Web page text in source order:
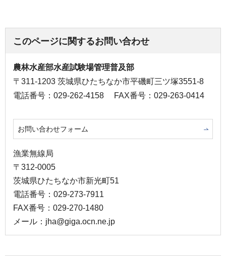
このページに関するお問い合わせ
農林水産部水産試験場管理普及部
〒311-1203 茨城県ひたちなか市平磯町三ツ塚3551-8
電話番号：029-262-4158
FAX番号：029-263-0414
お問い合わせフォーム
漁業無線局
〒312-0005
茨城県ひたちなか市新光町51
電話番号：029-273-7911
FAX番号：029-270-1480
メール：jha@giga.ocn.ne.jp